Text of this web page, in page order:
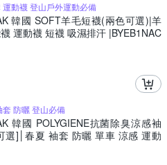
運動襪 登山戶外運動必備
韓國 SOFT羊毛短襪(兩色可選)|羊
運動襪 短襪 吸濕排汗 |BYEB1NAC
防曬 登山必備
韓國 POLYGIENE抗菌除臭涼感袖
選]│春夏 袖套 防曬 單車 涼感 運動
BYEB1NAM03